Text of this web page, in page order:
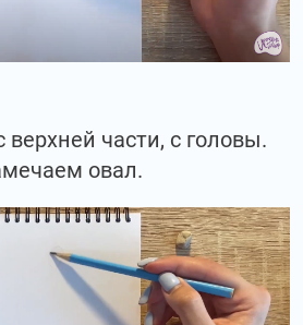
части, с головы.
овал.